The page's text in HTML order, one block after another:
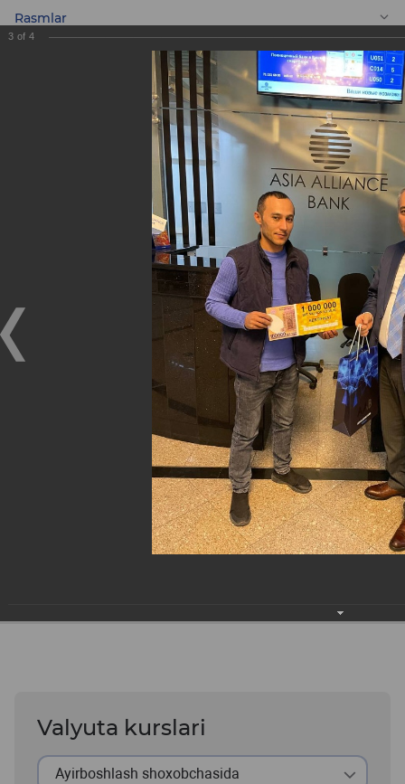
Rasmlar
«MasterCard» bilan
hamkorlikda
o'tkazilgan
Aksiyaning oltinchi
sovrinli g'oliblari.
«MasterCard» bilan hamkorlikda o'tkazilgan Aksiyaning
Valyuta kurslari
Ayirboshlash shoxobchasida
3 of 4